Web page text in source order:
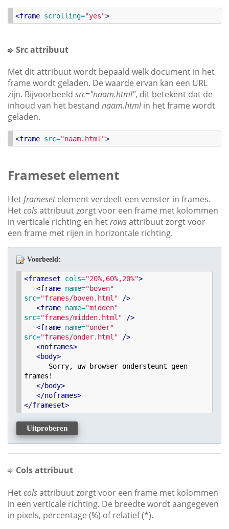
<frame scrolling="yes">
Src attribuut
Met dit attribuut wordt bepaald welk document in het
frame wordt geladen. De waarde ervan kan een URL
zijn. Bijvoorbeeld src="naam.html", dit betekent dat de
inhoud van het bestand naam.htmlin het frame wordt
geladen.
<frame src="naam.html">
Frameset element
Hetframesetelement verdeelt een venster in frames.
Hetcolsattribuut zorgt voor een frame met kolommen
in verticale richting en hetrowsattribuut zorgt voor
een frame met rijen in horizontale richting.
Voorbeeld:
<frameset cols="20%,60%,20%">
<frame name="boven"
src="frames/boven.html "
/>
<frame name="midden"
src="frames/midden.html "
/>
<frame name="onder"
src="frames/onder.html "
/>
<noframes>
<body>
frames!
</body>
</noframes>
</frameset>
Uitproberen
Cols attribuut
Hetcolsattribuut zorgt voor een frame met kolommen
in een verticale richting. De breedte wordt aangegeven
in pixels, percentage (%) of relatief (*).